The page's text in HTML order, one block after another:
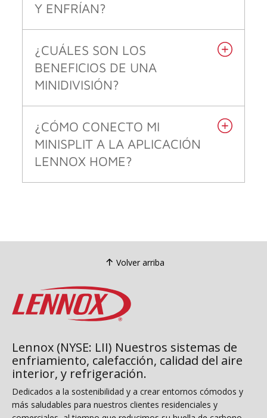
Y ENFRÍAN?
¿CUÁLES SON LOS
BENEFICIOS DE UNA
MINIDIVISIÓN?
¿CÓMO CONECTO MI
MINISPLIT A LA APLICACIÓN
LENNOX HOME?
Volver arriba
Lennox (NYSE: LII) Nuestros sistemas de
enfriamiento, calefacción, calidad del aire
interior, y refrigeración.
Dedicados a la sostenibilidad y a crear entornos cómodos y
más saludables para nuestros clientes residenciales y